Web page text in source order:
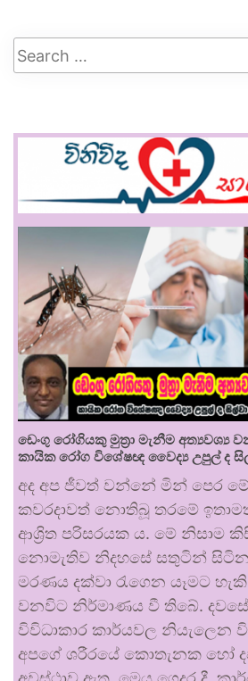
ඩෙංගු රෝගියකු ⁣මුත්‍රා මැනීම අත්‍යවශ්‍ය
කායික රෝග විශේෂඥ වෛද්‍ය උපුල් ද
අද අප ජීවත් වන්නේ මින් පෙර
කවරදාවත් නොතිබූ තරමේ
ආශ්‍රිත පරිසරයක ය. මේ නිසාම
නොමැතිව නිදහසේ සතුටින්
මරණය දක්වා රැගෙන යෑමට
වනවිට නිර්මාණය වී තිබේ. දවසේ
විවිධාකාර කාර්යවල නියැලෙන
අපගේ ශරීරයේ කොතැනක හෝ